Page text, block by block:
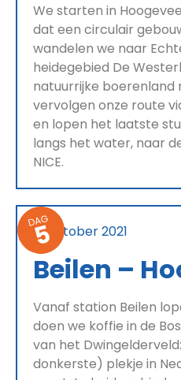
We starten in
dat een circulair
wandelen we naar
heidegebied De
natuurrijke boerenland
vervolgen onze route
en lopen het laatste
langs het water, naar
NICE.
DAG
5
10 oktober 2021
Beilen –
Vanaf station Beilen
doen we koffie in de
van het
donkerste) plekje in